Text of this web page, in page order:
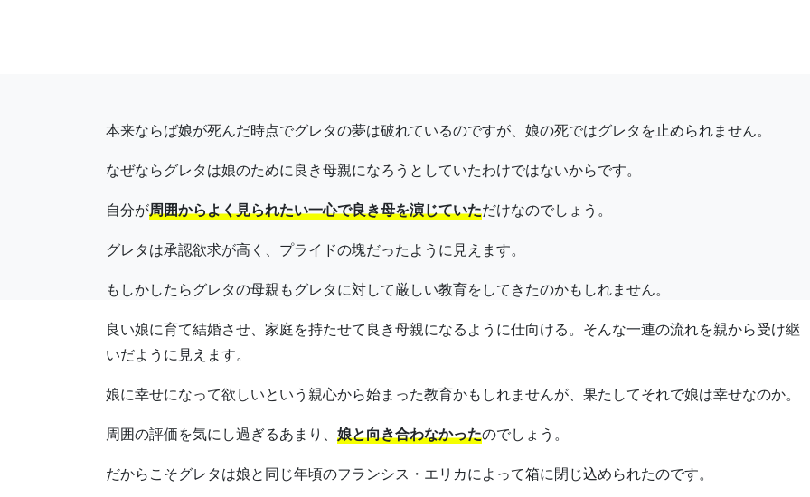
本来ならば娘が死んだ時点でグレタの夢は破れているのですが、娘の死ではグレタを止められません。
なぜならグレタは娘のために良き母親になろうとしていたわけではないからです。
自分が周囲からよく見られたい一心で良き母を演じていただけなのでしょう。
グレタは承認欲求が高く、プライドの塊だったように見えます。
もしかしたらグレタの母親もグレタに対して厳しい教育をしてきたのかもしれません。
良い娘に育て結婚させ、家庭を持たせて良き母親になるように仕向ける。そんな一連の流れを親から受け継
いだように見えます。
娘に幸せになって欲しいという親心から始まった教育かもしれませんが、果たしてそれで娘は幸せなのか。
周囲の評価を気にし過ぎるあまり、 娘と向き合わなかったのでしょう。
だからこそグレタは娘と同じ年頃のフランシス・エリカによって箱に閉じ込められたのです。